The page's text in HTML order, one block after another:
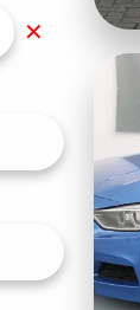
✕